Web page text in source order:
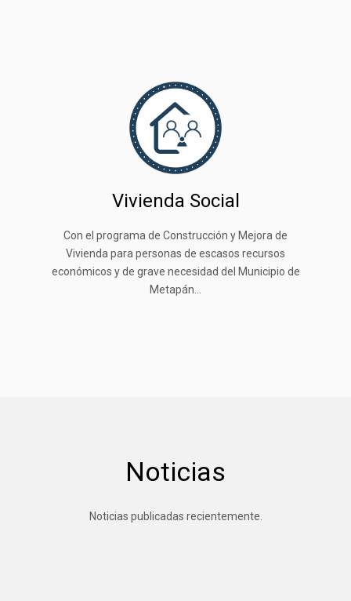
Vivienda Social
Con el programa de Construcción y Mejora de
Vivienda para personas de escasos recursos
económicos y de grave necesidad del Municipio de
Metapán...
Noticias
Noticias publicadas recientemente.